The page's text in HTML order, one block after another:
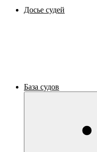
Досье судей
База судов